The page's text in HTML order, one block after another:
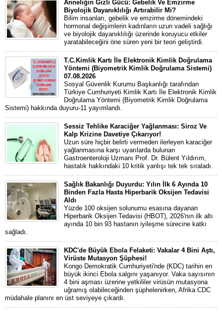
Anneliğin Gizli Gücü: Gebelik Ve Emzirme
Biyolojik Dayanıklılığı Artırabilir Mi?
Bilim insanları, gebelik ve emzirme dönemindeki
hormonal değişimlerin kadınların uzun vadeli sağlığı
ve biyolojik dayanıklılığı üzerinde koruyucu etkiler
yaratabileceğini öne süren yeni bir teori geliştirdi.
T.C.Kimlik Kartı İle Elektronik Kimlik Doğrulama
Yöntemi (Biyometrik Kimlik Doğrulama Sistemi)
07.08.2026
Sosyal Güvenlik Kurumu Başkanlığı tarafından
Türkiye Cumhuriyeti Kimlik Kartı İle Elektronik Kimlik
Doğrulama Yöntemi (Biyometrik Kimlik Doğrulama
Sistemi) hakkında duyuru-11 yayımlandı.
Sessiz Tehlike Karaciğer Yağlanması: Siroz Ve
Kalp Krizine Davetiye Çıkarıyor!
Uzun süre hiçbir belirti vermeden ilerleyen karaciğer
yağlanmasına karşı uyarılarda bulunan
Gastroenteroloji Uzmanı Prof. Dr. Bülent Yıldırım,
hastalık hakkındaki 10 kritik yanlışı tek tek sıraladı.
Sağlık Bakanlığı Duyurdu: Yılın İlk 6 Ayında 10
Binden Fazla Hasta Hiperbarik Oksijen Tedavisi
Aldı
Yüzde 100 oksijen solunumu esasına dayanan
Hiperbarik Oksijen Tedavisi (HBOT), 2026'nın ilk altı
ayında 10 bin 93 hastanın iyileşme sürecine katkı
sağladı.
KDC'de Büyük Ebola Felaketi: Vakalar 4 Bini Aştı,
Virüste Mutasyon Şüphesi!
Kongo Demokratik Cumhuriyeti'nde (KDC) tarihin en
büyük ikinci Ebola salgını yaşanıyor. Vaka sayısının
4 bini aşması üzerine yetkililer virüsün mutasyona
uğramış olabileceğinden şüphelenirken, Afrika CDC
müdahale planını en üst seviyeye çıkardı.